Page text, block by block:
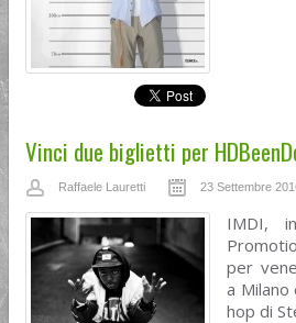
Vinci due biglietti per
Raffaele Lauretti 23 Settembre
IMDI,
per
a Milano
hop di